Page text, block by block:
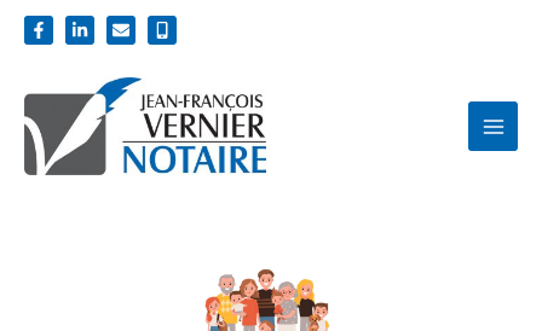
Aller
MAIN